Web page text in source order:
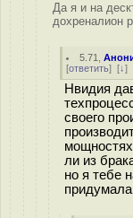
Да я и на
дохреналион
5.71 ,
[ответить] [↓]
Нвидия
своего
ли из
но я тебе